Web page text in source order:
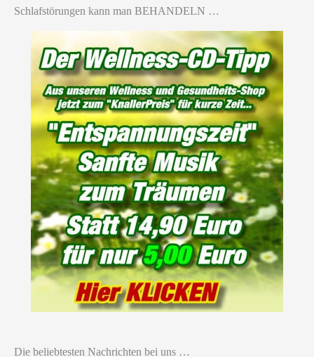
Schlafstörungen kann man BEHANDELN …
Die beliebtesten Nachrichten bei uns …